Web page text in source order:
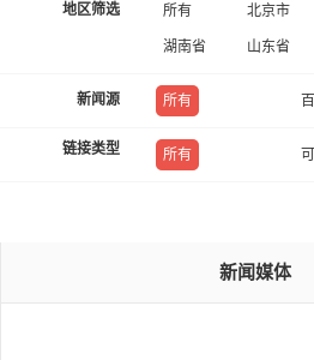
地区筛选 所有 北京市
湖南省 山东省
新闻源 所有
链接类型 所有
新闻媒体